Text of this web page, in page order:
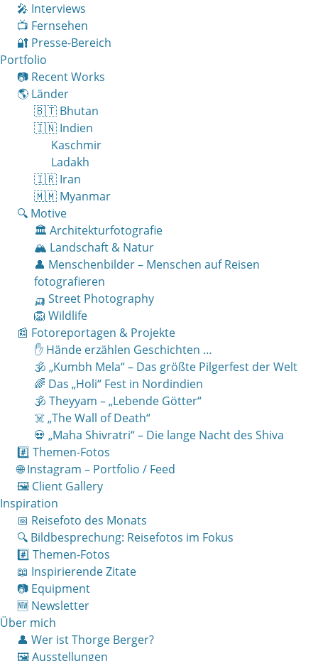
🎤 Interviews
📺 Fernsehen
🔐 Presse-Bereich
Portfolio
📷 Recent Works
🌎 Länder
🇧🇹 Bhutan
🇮🇳 Indien
Kaschmir
Ladakh
🇮🇷 Iran
🇲🇲 Myanmar
🔍 Motive
🏛 Architekturfotografie
🏔 Landschaft & Natur
👤 Menschenbilder – Menschen auf Reisen
fotografieren
🛺 Street Photography
🦁 Wildlife
📰 Fotoreportagen & Projekte
✋ Hände erzählen Geschichten …
🕉 „Kumbh Mela“ – Das größte Pilgerfest der Welt
🌈 Das „Holi“ Fest in Nordindien
🕉 Theyyam – „Lebende Götter“
☠️ „The Wall of Death“
💀 „Maha Shivratri“ – Die lange Nacht des Shiva
#️⃣ Themen-Fotos
🌐 Instagram – Portfolio / Feed
🖼 Client Gallery
Inspiration
📅 Reisefoto des Monats
🔍 Bildbesprechung: Reisefotos im Fokus
#️⃣ Themen-Fotos
📖 Inspirierende Zitate
📷 Equipment
🆕 Newsletter
Über mich
👤 Wer ist Thorge Berger?
🖼 Ausstellungen